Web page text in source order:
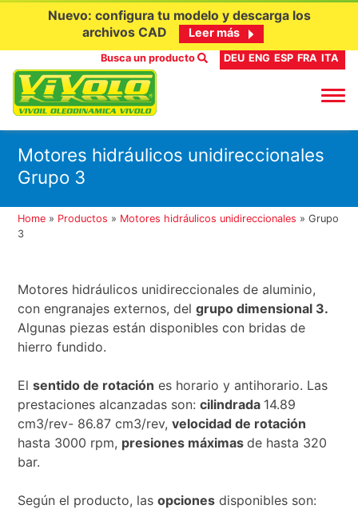
contenido
Nuevo: configura tu modelo y descarga los
archivos CAD
Leer más
Busca un producto DEU ENG ESP FRA ITA
Motores hidráulicos unidireccionales
Grupo 3
Home » Productos » Motores hidráulicos unidireccionales »Grupo
3
Motores hidráulicos unidireccionales de aluminio,
con engranajes externos, delgrupo dimensional 3.
Algunas piezas están disponibles con bridas de
hierro fundido.
Elsentido de rotación es horario y antihorario. Las
prestaciones alcanzadas son:cilindrada 14.89
cm3/rev- 86.87 cm3/rev,velocidad de rotación
hasta 3000 rpm, presiones máximasde hasta 320
bar.
Según el producto, lasopciones disponibles son: